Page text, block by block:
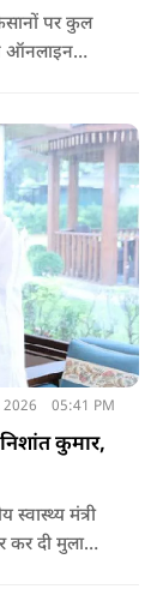
पर कुल
ऑनलाइन
2026 05:41 PM
कुमार,
स्वास्थ्य मंत्री
दी मुलाकात